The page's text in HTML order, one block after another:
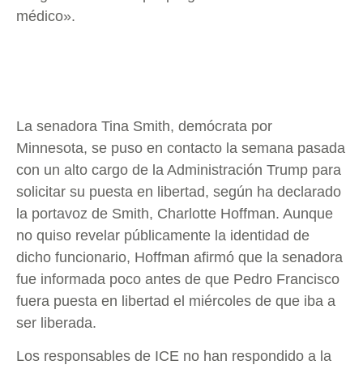
médico».
La senadora Tina Smith, demócrata por
Minnesota, se puso en contacto la semana pasada
con un alto cargo de la Administración Trump para
solicitar su puesta en libertad, según ha declarado
la portavoz de Smith, Charlotte Hoffman. Aunque
no quiso revelar públicamente la identidad de
dicho funcionario, Hoffman afirmó que la senadora
fue informada poco antes de que Pedro Francisco
fuera puesta en libertad el miércoles de que iba a
ser liberada.
Los responsables de ICE no han respondido a la